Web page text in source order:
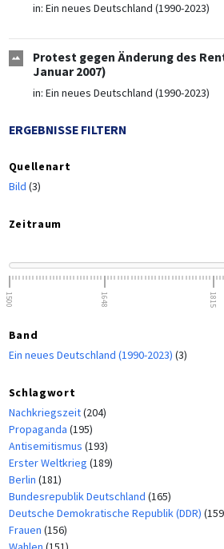
in: Ein neues Deutschland (1990-2023)
Protest gegen Änderung des
Januar 2007)
in: Ein neues Deutschland (1990-2023)
ERGEBNISSE FILTERN
Quellenart
Bild (3)
Zeitraum
1500 1648 1815
Band
Ein neues Deutschland (1990-2023) (3)
Schlagwort
Nachkriegszeit(204)
Propaganda (195)
Antisemitismus (193)
Erster Weltkrieg (189)
Berlin (181)
Bundesrepublik Deutschland (165)
Deutsche Demokratische Republik (DDR)
Frauen (156)